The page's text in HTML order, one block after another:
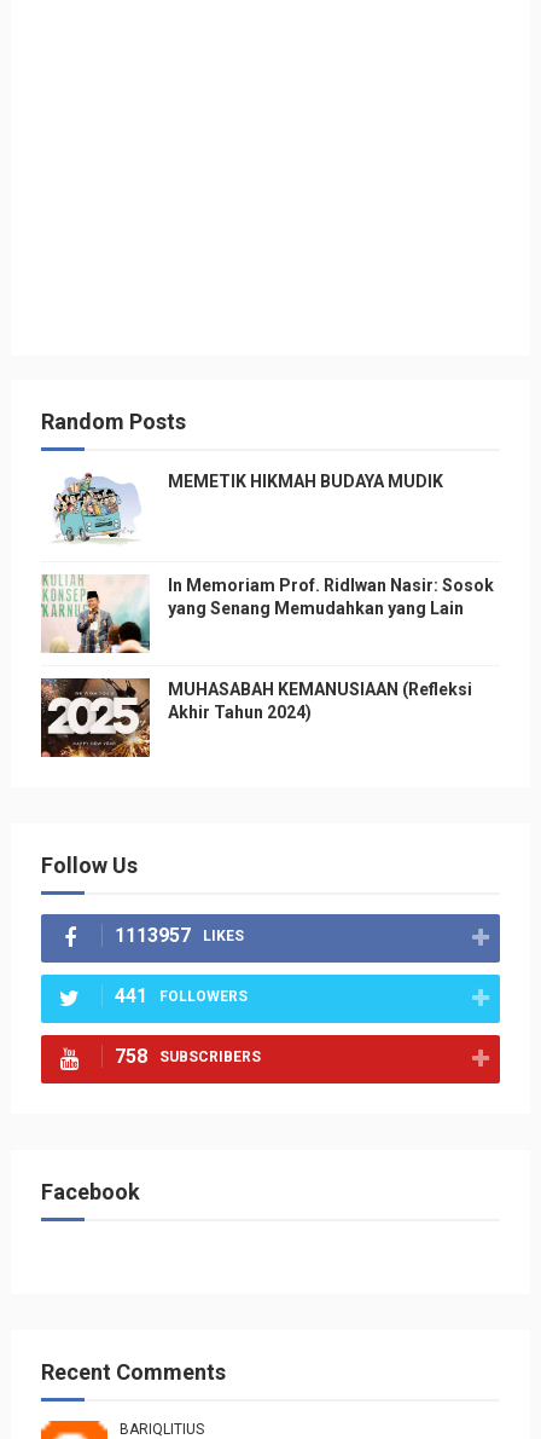
Random Posts
MEMETIK HIKMAH BUDAYA MUDIK
In Memoriam Prof. Ridlwan Nasir: Sosok
yang Senang Memudahkan yang Lain
MUHASABAH KEMANUSIAAN (Refleksi
Akhir Tahun 2024)
Follow Us
1113957 LIKES
441 FOLLOWERS
758 SUBSCRIBERS
Facebook
Recent Comments
BARIQLITIUS